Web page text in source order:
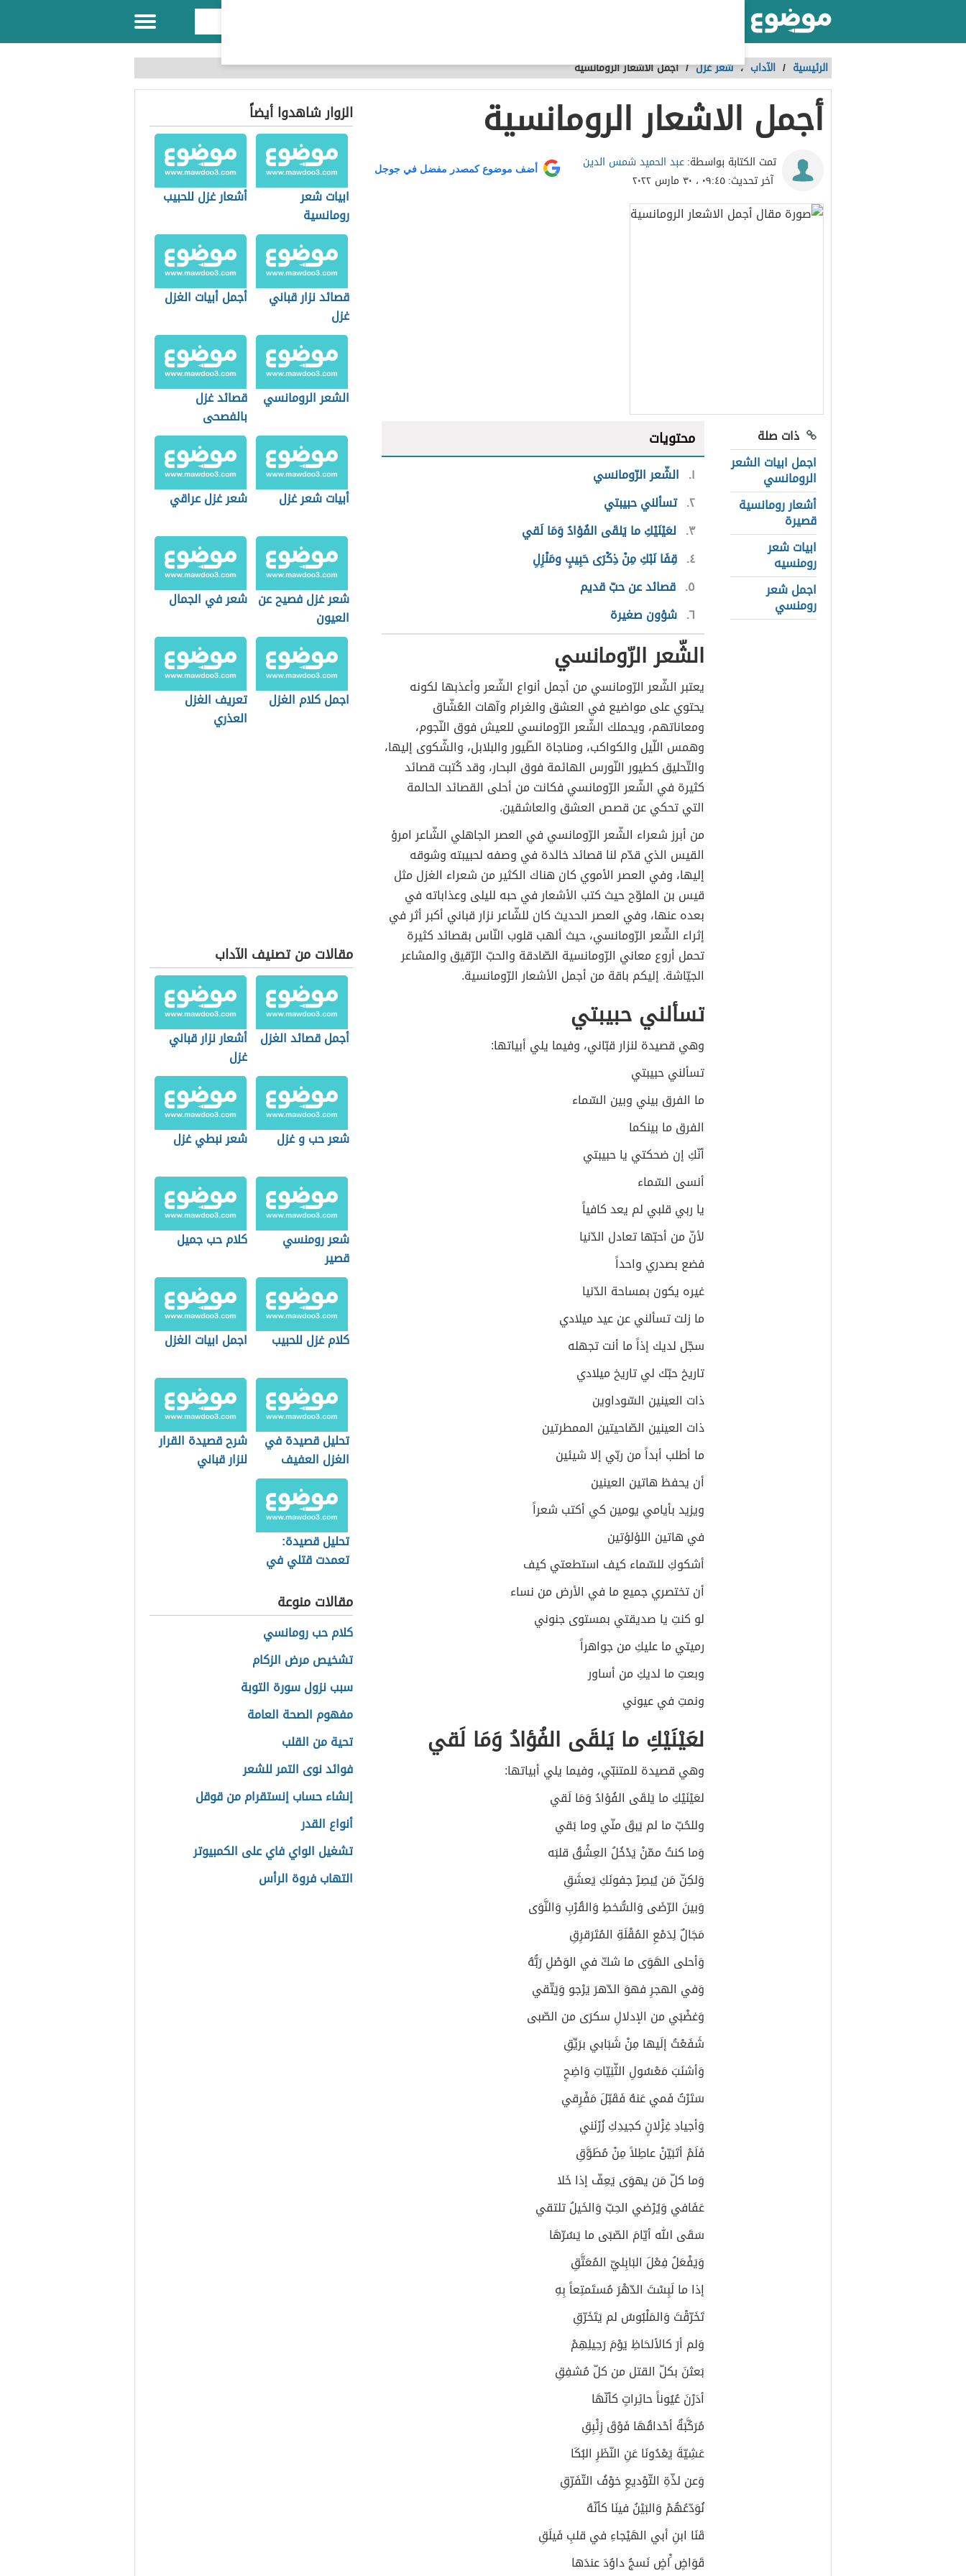
الرئيسية / الآداب ،شعر غزل /أجمل الاشعار الرومانسية
أجمل الاشعار الرومانسية
تمت الكتابة بواسطة:عبد الحميد شمس الدين
آخر تحديث:٠٩:٤٥ ، ٣٠ مارس ٢٠٢٢
أضف موضوع كمصدر مفضل في جوجل
ذات صلة
اجمل ابيات الشعر
الرومانسي
أشعار رومانسية
قصيرة
ابيات شعر
رومنسيه
اجمل شعر
رومنسي
محتويات
١ الشّعر الرّومانسي
٢ تسألني حبيبتي
٣ لعَيْنَيْكِ ما يَلقَى الفُؤادُ وَمَا لَقي
٤ قِفَا نَبْكِ مِنْ ذِكْرَى حَبِيبٍ ومَنْزِلِ
٥ قصائد عن حبّ قديم
٦ شؤون صغيرة
الشّعر الرّومانسي
يعتبر الشّعر الرّومانسي من أجمل أنواع الشّعر وأعذبها لكونه
يحتوي على مواضيع في العشق والغرام وآهات العُشّاق
ومعاناتهم، ويحملك الشّعر الرّومانسي للعيش فوق النّجوم،
وهمس اللّيل والكواكب، ومناجاة الطّيور والبلابل، والشّكوى إليها،
والتّحليق كطيور النّورس الهائمة فوق البحار، وقد كُتبت قصائد
كثيرة في الشّعر الرّومانسي فكانت من أحلى القصائد الحالمة
التي تحكي عن قصص العشق والعاشقين.
من أبرز شعراء الشّعر الرّومانسي في العصر الجاهلي الشّاعر امرؤ
القيس الذي قدّم لنا قصائد خالدة في وصفه لحبيبته وشوقه
إليها، وفي العصر الأموي كان هناك الكثير من شعراء الغزل مثل
قيس بن الملوّح حيث كتب الأشعار في حبه لليلى وعذاباته في
بعده عنها، وفي العصر الحديث كان للشّاعر نزار قباني أكبر أثر في
إثراء الشّعر الرّومانسي، حيث ألهب قلوب النّاس بقصائد كثيرة
تحمل أروع معاني الرّومانسية الصّادقة والحبّ الرّقيق والمشاعر
الجيّاشة. إليكم باقة من أجمل الأشعار الرّومانسية.
تسألني حبيبتي
وهي قصيدة لنزار قبّاني، وفيما يلي أبياتها:
تسألني حبيبتي
ما الفرق بيني وبين السّماء
الفرق ما بينكما
أنّكِ إن ضحكتي يا حبيبتي
أنسى السّماء
يا ربي قلبي لم يعد كافياً
لأنّ من أحبّها تعادل الدّنيا
فضع بصدري واحداً
غيره يكون بمساحة الدّنيا
ما زلت تسألني عن عيد ميلادي
سجّل لديك إذاً ما أنت تجهله
تاريخ حبّك لي تاريخ ميلادي
ذات العينين السّوداوين
ذات العينين الصّاحيتين الممطرتين
ما أطلب أبداً من ربّي إلا شيئين
أن يحفظ هاتين العينين
ويزيد بأيامي يومين كي أكتب شعراً
في هاتين اللؤلؤتين
أشكوكِ للسّماء كيف استطعتي كيف
أن تختصري جميع ما في الأرض من نساء
لو كنتِ يا صديقتي بمستوى جنوني
رميتي ما عليكِ من جواهراً
وبعتِ ما لديكِ من أساور
ونمتِ في عيوني
لعَيْنَيْكِ ما يَلقَى الفُؤادُ وَمَا لَقي
وهي قصيدة للمتنبّي، وفيما يلي أبياتها:
لعَيْنَيْكِ ما يَلقَى الفُؤادُ وَمَا لَقي
وللحُبّ ما لم يَبقَ منّي وما بَقي
وَما كنتُ ممّنْ يَدْخُلُ العِشْقُ قلبَه
وَلكِنّ مَن يُبصِرْ جفونَكِ يَعشَقِ
وَبينَ الرّضَى وَالسُّخطِ وَالقُرْبِ وَالنَّوَى
مَجَالٌ لِدَمْعِ المُقْلَةِ المُتَرَقرِقِ
وَأحلى الهَوَى ما شكّ في الوَصْلِ رَبُّهُ
وَفي الهجرِ فهوَ الدّهرَ يَرْجو وَيَتّقي
وَغضْبَي من الإدلالِ سكرَى من الصّبى
شَفَعْتُ إلَيها مِنْ شَبَابي برَيِّقِ
وَأشنَبَ مَعْسُولِ الثّنِيّاتِ وَاضِحٍ
سَتَرْتُ فَمي عَنهُ فَقَبّلَ مَفْرِقي
وَأجيادِ غِزْلانٍ كجيدِكِ زُرْنَني
فَلَمْ أتَبَيّنْ عاطِلاً مِنْ مُطَوَّقِ
وَما كلّ مَن يهوَى يَعِفّ إذا خَلا
عَفَافي وَيُرْضي الحِبّ وَالخَيلُ تلتقي
سَقَى الله أيّامَ الصّبَى ما يَسُرّهَا
وَيَفْعَلُ فِعْلَ البَابِليّ المُعَتَّقِ
إذا ما لَبِسْتَ الدّهْرَ مُستَمتِعاً بِهِ
تَخَرّقْتَ وَالمَلْبُوسُ لم يَتَخَرّقِ
وَلم أرَ كالألحَاظِ يَوْمَ رَحِيلِهِمْ
بَعثنَ بكلّ القتل من كلّ مُشفِقِ
أدَرْنَ عُيُوناً حائِراتٍ كأنّهَا
مُرَكَّبَةٌ أحْداقُهَا فَوْقَ زِئْبِقِ
عَشِيّةَ يَعْدُونَا عَنِ النّظَرِ البُكَا
وَعن لذّةِ التّوْديعِ خوْفُ التّفَرّقِ
نُوَدّعُهُمْ وَالبَيْنُ فينَا كأنّهُ
قَنَا ابنِ أبي الهَيْجاءِ في قلبِ فَيلَقِ
قَوَاضٍ َْاضٍ نَسجُ داوُدَ عندَها
الزوار شاهدوا أيضاً
ابيات شعر
رومانسية
أشعار غزل للحبيب
قصائد نزار قباني
غزل
أجمل أبيات الغزل
الشعر الرومانسي
قصائد غزل
بالفصحى
أبيات شعر غزل شعر غزل عراقي
شعر غزل فصيح عن
العيون
شعر في الجمال
اجمل كلام الغزل
تعريف الغزل
العذري
مقالات من تصنيف الآداب
أجمل قصائد الغزل
أشعار نزار قباني
غزل
شعر حب و غزل شعر نبطي غزل
شعر رومنسي
قصير
كلام حب جميل
كلام غزل للحبيب اجمل ابيات الغزل
تحليل قصيدة في
الغزل العفيف
لأحمد شوقي
شرح قصيدة القرار
لنزار قباني
تحليل قصيدة:
تعمدت قتلي في
ابراهيم
مقالات منوعة
كلام حب رومانسي
تشخيص مرض الزكام
سبب نزول سورة التوبة
مفهوم الصحة العامة
تحية من القلب
فوائد نوى التمر للشعر
إنشاء حساب إنستقرام من قوقل
أنواع القدر
تشغيل الواي فاي على الكمبيوتر
التهاب فروة الرأس